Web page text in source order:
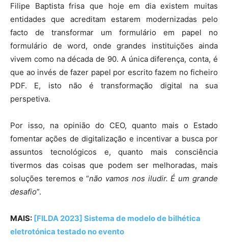
Filipe Baptista frisa que hoje em dia existem muitas
entidades que acreditam estarem modernizadas pelo
facto de transformar um formulário em papel no
formulário de word, onde grandes instituições ainda
vivem como na década de 90. A única diferença, conta, é
que ao invés de fazer papel por escrito fazem no ficheiro
PDF. E, isto não é transformação digital na sua
perspetiva.
Por isso, na opinião do CEO, quanto mais o Estado
fomentar ações de digitalização e incentivar a busca por
assuntos tecnológicos e, quanto mais consciência
tivermos das coisas que podem ser melhoradas, mais
soluções teremos e “não vamos nos iludir. É um grande
desafio”.
MAIS: [FILDA 2023] Sistema de modelo de bilhética
eletrotónica testado no evento